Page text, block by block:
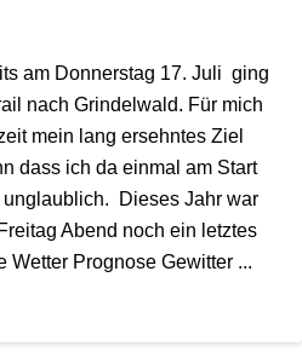
am Donnerstag 17. Juli ging
nach Grindelwald. Für mich
mein lang ersehntes Ziel
dass ich da einmal am Start
Dieses Jahr war
Abend noch ein letztes
Wetter Prognose Gewitter ...